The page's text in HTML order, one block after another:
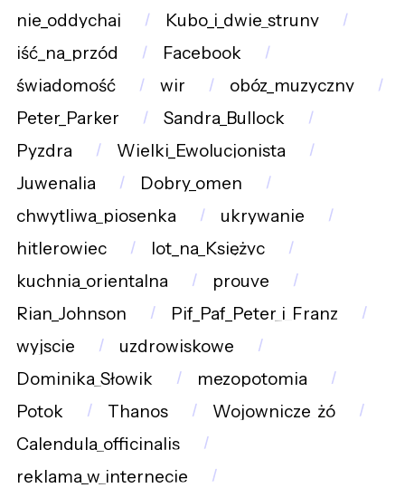
nie_oddychaj
Kubo_i_dwie_struny
iść_na_przód
Facebook
świadomość
wir
obóz_muzyczny
Peter_Parker
Sandra_Bullock
Pyzdra
Wielki_Ewolucjonista
Juwenalia
Dobry_omen
chwytliwa_piosenka
ukrywanie
hitlerowiec
lot_na_Księżyc
kuchnia_orientalna
prouve
Rian_Johnson
Pif_Paf_Peter_i_Franz
wyjscie
uzdrowiskowe
Dominika_Słowik
mezopotomia
Potok
Thanos
Wojownicze_żó
Calendula_officinalis
reklama_w_internecie